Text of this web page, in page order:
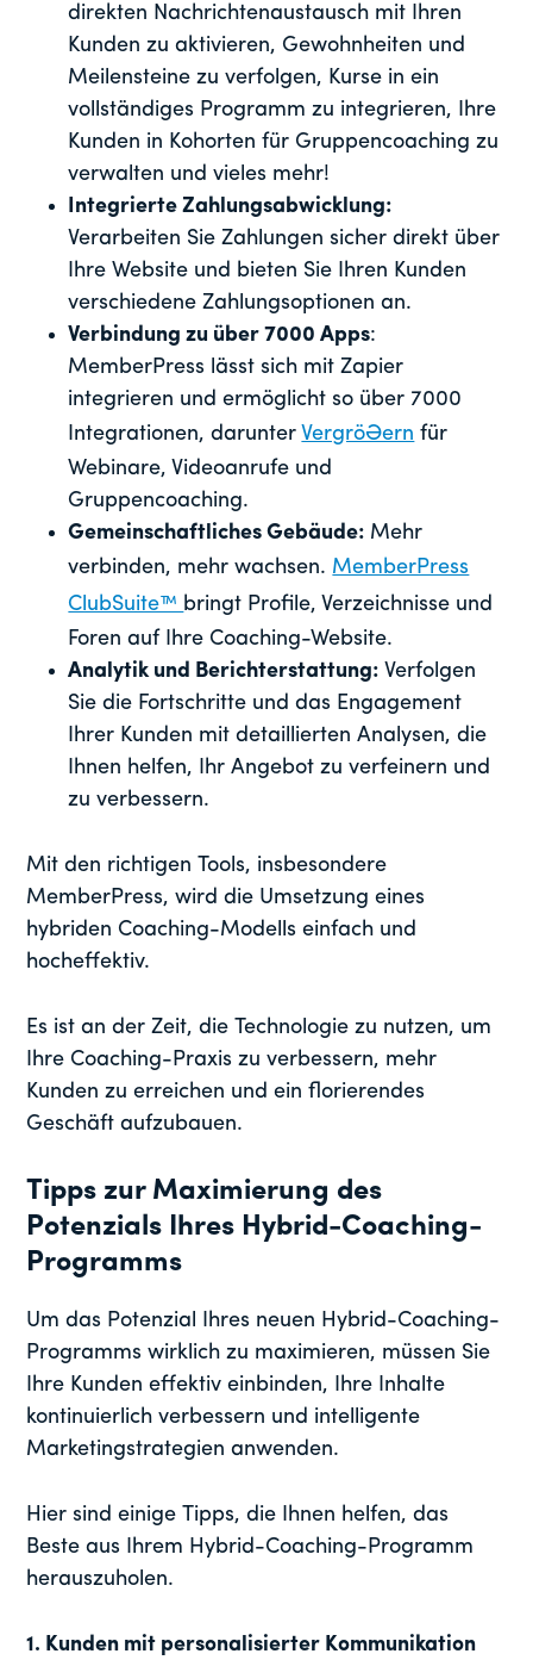
direkten Nachrichtenaustausch mit Ihren
Kunden zu aktivieren, Gewohnheiten und
Meilensteine zu verfolgen, Kurse in ein
vollständiges Programm zu integrieren, Ihre
Kunden in Kohorten für Gruppencoaching zu
verwalten und vieles mehr!
Integrierte Zahlungsabwicklung:
Verarbeiten Sie Zahlungen sicher direkt über
Ihre Website und bieten Sie Ihren Kunden
verschiedene Zahlungsoptionen an.
Verbindung zu über 7000 Apps:
MemberPress lässt sich mit Zapier
integrieren und ermöglicht so über 7000
Integrationen, darunter Vergrößern für
Webinare, Videoanrufe und
Gruppencoaching.
Gemeinschaftliches Gebäude: Mehr
verbinden, mehr wachsen. MemberPress
ClubSuite™ bringt Profile, Verzeichnisse und
Foren auf Ihre Coaching-Website.
Analytik und Berichterstattung: Verfolgen
Sie die Fortschritte und das Engagement
Ihrer Kunden mit detaillierten Analysen, die
Ihnen helfen, Ihr Angebot zu verfeinern und
zu verbessern.
Mit den richtigen Tools, insbesondere
MemberPress, wird die Umsetzung eines
hybriden Coaching-Modells einfach und
hocheffektiv.
Es ist an der Zeit, die Technologie zu nutzen, um
Ihre Coaching-Praxis zu verbessern, mehr
Kunden zu erreichen und ein florierendes
Geschäft aufzubauen.
Tipps zur Maximierung des
Potenzials Ihres Hybrid-Coaching-
Programms
Um das Potenzial Ihres neuen Hybrid-Coaching-
Programms wirklich zu maximieren, müssen Sie
Ihre Kunden effektiv einbinden, Ihre Inhalte
kontinuierlich verbessern und intelligente
Marketingstrategien anwenden.
Hier sind einige Tipps, die Ihnen helfen, das
Beste aus Ihrem Hybrid-Coaching-Programm
herauszuholen.
1. Kunden mit personalisierter Kommunikation